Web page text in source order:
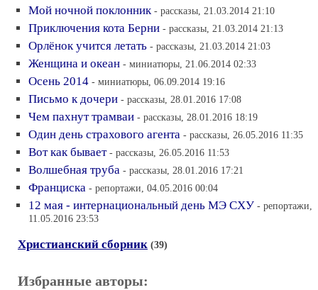
Мой ночной поклонник - рассказы, 21.03.2014 21:10
Приключения кота Берни - рассказы, 21.03.2014 21:13
Орлёнок учится летать - рассказы, 21.03.2014 21:03
Женщина и океан - миниатюры, 21.06.2014 02:33
Осень 2014 - миниатюры, 06.09.2014 19:16
Письмо к дочери - рассказы, 28.01.2016 17:08
Чем пахнут трамваи - рассказы, 28.01.2016 18:19
Один день страхового агента - рассказы, 26.05.2016 11:35
Вот как бывает - рассказы, 26.05.2016 11:53
Волшебная труба - рассказы, 28.01.2016 17:21
Франциска - репортажи, 04.05.2016 00:04
12 мая - интернациональный день МЭ СХУ - репортажи,
11.05.2016 23:53
Христианский сборник (39)
Избранные авторы: